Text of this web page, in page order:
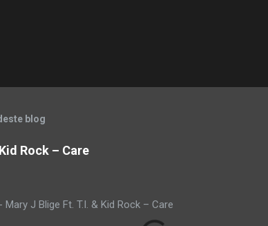
blog
Rock – Care
Mary J Blige Ft. T.I. & Kid Rock – Care